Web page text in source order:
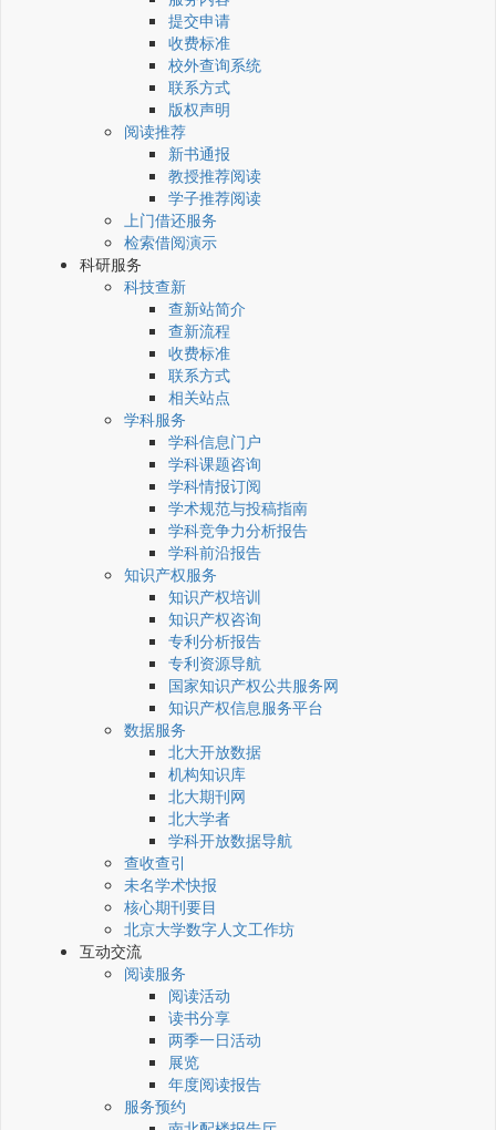
提交申请
收费标准
校外查询系统
联系方式
版权声明
阅读推荐
新书通报
教授推荐阅读
学子推荐阅读
上门借还服务
检索借阅演示
科研服务
科技查新
查新站简介
查新流程
收费标准
联系方式
相关站点
学科服务
学科信息门户
学科课题咨询
学科情报订阅
学术规范与投稿指南
学科竞争力分析报告
学科前沿报告
知识产权服务
知识产权培训
知识产权咨询
专利分析报告
专利资源导航
国家知识产权公共服务网
知识产权信息服务平台
数据服务
北大开放数据
机构知识库
北大期刊网
北大学者
学科开放数据导航
查收查引
未名学术快报
核心期刊要目
北京大学数字人文工作坊
互动交流
阅读服务
阅读活动
读书分享
两季一日活动
展览
年度阅读报告
服务预约